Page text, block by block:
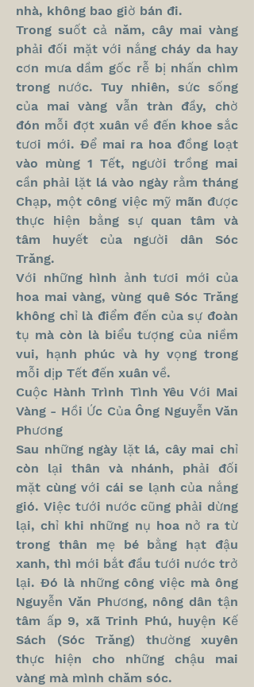
nhà, không bao giờ bán đi.
Trong suốt cả năm, cây mai vàng
phải đối mặt với nắng cháy da hay
cơn mưa dầm gốc rễ bị nhấn chìm
trong nước. Tuy nhiên, sức sống
của mai vàng vẫn tràn đầy, chờ
đón mỗi đợt xuân về đến khoe sắc
tươi mới. Để mai ra hoa đồng loạt
vào mùng 1 Tết, người trồng mai
cần phải lặt lá vào ngày rằm tháng
Chạp, một công việc mỹ mãn được
thực hiện bằng sự quan tâm và
tâm huyết của người dân Sóc
Trăng.
Với những hình ảnh tươi mới của
hoa mai vàng, vùng quê Sóc Trăng
không chỉ là điểm đến của sự đoàn
tụ mà còn là biểu tượng của niềm
vui, hạnh phúc và hy vọng trong
mỗi dịp Tết đến xuân về.
Cuộc Hành Trình Tình Yêu Với Mai
Vàng - Hồi Ức Của Ông Nguyễn Văn
Phương
Sau những ngày lặt lá, cây mai chỉ
còn lại thân và nhánh, phải đối
mặt cùng với cái se lạnh của nắng
gió. Việc tưới nước cũng phải dừng
lại, chỉ khi những nụ hoa nở ra từ
trong thân mẹ bé bằng hạt đậu
xanh, thì mới bắt đầu tưới nước trở
lại. Đó là những công việc mà ông
Nguyễn Văn Phương, nông dân tận
tâm ấp 9, xã Trinh Phú, huyện Kế
Sách (Sóc Trăng) thường xuyên
thực hiện cho những chậu mai
vàng mà mình chăm sóc.